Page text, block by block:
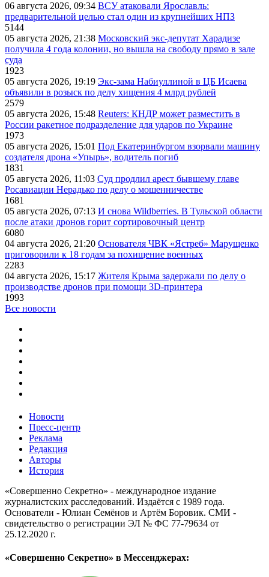
06 августа 2026, 09:34 ВСУ атаковали Ярославль:
предварительной целью стал один из крупнейших НПЗ
5144
05 августа 2026, 21:38 Московский экс-депутат Харадизе
получила 4 года колонии, но вышла на свободу прямо в зале
суда
1923
05 августа 2026, 19:19 Экс-зама Набиуллиной в ЦБ Исаева
объявили в розыск по делу хищения 4 млрд рублей
2579
05 августа 2026, 15:48 Reuters: КНДР может разместить в
России ракетное подразделение для ударов по Украине
1973
05 августа 2026, 15:01 Под Екатеринбургом взорвали машину
создателя дрона «Упырь», водитель погиб
1831
05 августа 2026, 11:03 Суд продлил арест бывшему главе
Росавиации Нерадько по делу о мошенничестве
1681
05 августа 2026, 07:13 И снова Wildberries. В Тульской области
после атаки дронов горит сортировочный центр
6080
04 августа 2026, 21:20 Основателя ЧВК «Ястреб» Марущенко
приговорили к 18 годам за похищение военных
2283
04 августа 2026, 15:17 Жителя Крыма задержали по делу о
производстве дронов при помощи 3D‑принтера
1993
Все новости
Новости
Пресс-центр
Реклама
Редакция
Авторы
История
«Совершенно Секретно» - международное издание
журналистских расследований. Издаётся с 1989 года.
Основатели - Юлиан Семёнов и Артём Боровик. CМИ -
свидетельство о регистрации ЭЛ № ФС 77-79634 от
25.12.2020 г.
«Совершенно Секретно» в Мессенджерах: